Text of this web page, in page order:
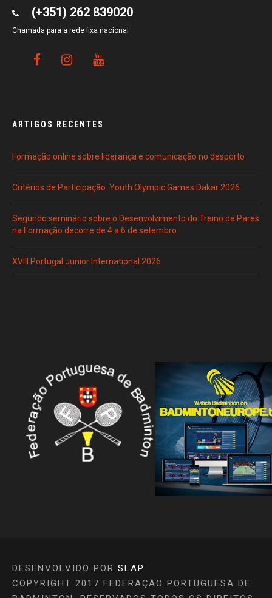
(+351) 262 839020
Chamada para a rede fixa nacional
ARTIGOS RECENTES
Formação online sobre liderança e comunicação no desporto
Critérios de Participação: Youth Olympic Games Dakar 2026
Segundo seminário sobre o Desenvolvimento do Treino de Pares
na Formação decorre de 4 a 6 de setembro
XVIII Portugal Junior International 2026
DESENVOLVIDO POR SLAP
COPYRIGHT 2017 FEDERAÇÃO PORTUGUESA DE